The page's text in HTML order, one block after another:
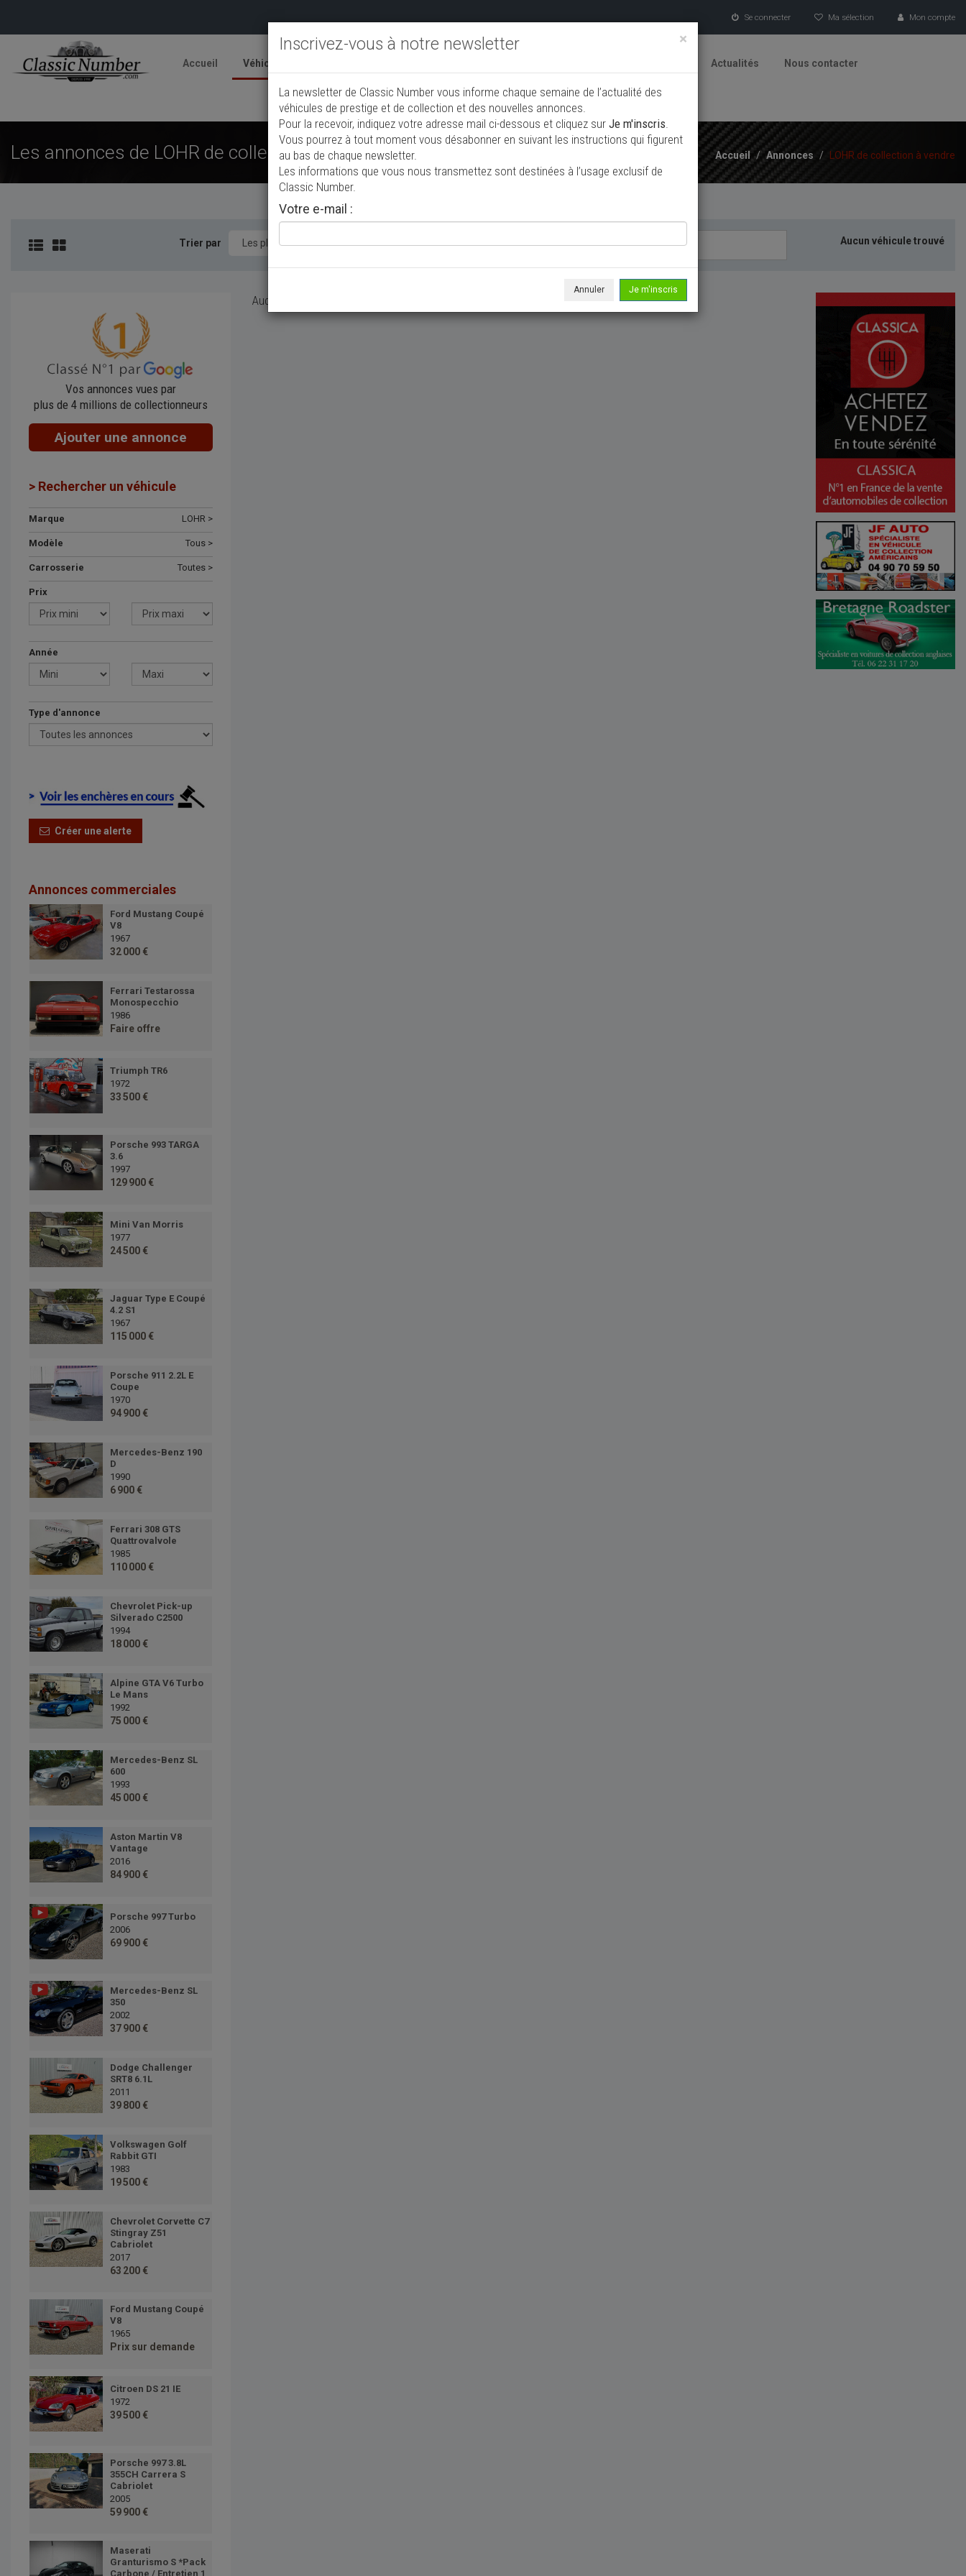
Se connecter Ma sélection Mon compte
Accueil Véhicules Actualités Nous contacter
Ajouter une annonce
Les annonces de LOHR de collection à vendre Accueil / Annonces / LOHR de collection à vendre
Trier par Aucun véhicule trouvé
Vos annonces vues par
plus de 4 millions de collectionneurs
Ajouter une annonce
> Rechercher un véhicule
Marque LOHR >
Modèle Tous >
Carrosserie Toutes >
Prix
Année
Type d'annonce
Créer une alerte
Annonces commerciales
Ford Mustang Coupé
V8
1967
32 000 €
Ferrari Testarossa
Monospecchio
1986
Faire offre
Triumph TR6
1972
33 500 €
Porsche 993 TARGA
3.6
1997
129 900 €
Mini Van Morris
1977
24 500 €
Jaguar Type E Coupé
4.2 S1
1967
115 000 €
Porsche 911 2.2L E
Coupe
1970
94 900 €
Mercedes-Benz 190
D
1990
6 900 €
Ferrari 308 GTS
Quattrovalvole
1985
110 000 €
Chevrolet Pick-up
Silverado C2500
1994
18 000 €
Alpine GTA V6 Turbo
Le Mans
1992
75 000 €
Mercedes-Benz SL
600
1993
45 000 €
Aston Martin V8
Vantage
2016
84 900 €
Porsche 997 Turbo
2006
69 900 €
Mercedes-Benz SL
350
2002
37 900 €
Dodge Challenger
SRT8 6.1L
2011
39 800 €
Volkswagen Golf
Rabbit GTI
1983
19 500 €
Chevrolet Corvette C7
Stingray Z51
Cabriolet
2017
63 200 €
Ford Mustang Coupé
V8
1965
Prix sur demande
Citroen DS 21 IE
1972
39 500 €
Porsche 997 3.8L
355CH Carrera S
Cabriolet
2005
59 900 €
Maserati
Granturismo S *Pack
Carbone / Entretien 1
Aucun véhicule ne correspond à votre recherche, veuillez modifier vos critères de recherche...
×
Inscrivez-vous à notre newsletter
La newsletter de Classic Number vous informe chaque semaine de l’actualité des
véhicules de prestige et de collection et des nouvelles annonces.
Pour la recevoir, indiquez votre adresse mail ci-dessous et cliquez sur Je m'inscris.
Vous pourrez à tout moment vous désabonner en suivant les instructions qui figurent
au bas de chaque newsletter.
Les informations que vous nous transmettez sont destinées à l’usage exclusif de
Classic Number.
Votre e-mail :
Annuler Je m'inscris